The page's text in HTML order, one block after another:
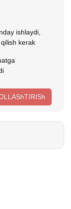
ishlaydi,
kerak